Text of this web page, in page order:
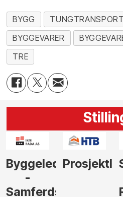
BYGG TUNGTRANSPORT
BYGGEVARER
TRE
Prosjektleder